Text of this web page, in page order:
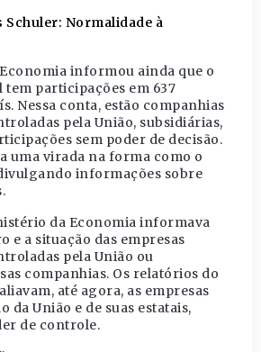
Schuler: Normalidade à
informou ainda que o
participações em 637
Nessa conta, estão companhias
pela União, subsidiárias,
sem poder de decisão.
uma virada na forma como o
informações sobre
da Economia informava
e a situação das empresas
pela União ou
companhias. Os relatórios do
até agora, as empresas
da União e de suas estatais,
de controle.